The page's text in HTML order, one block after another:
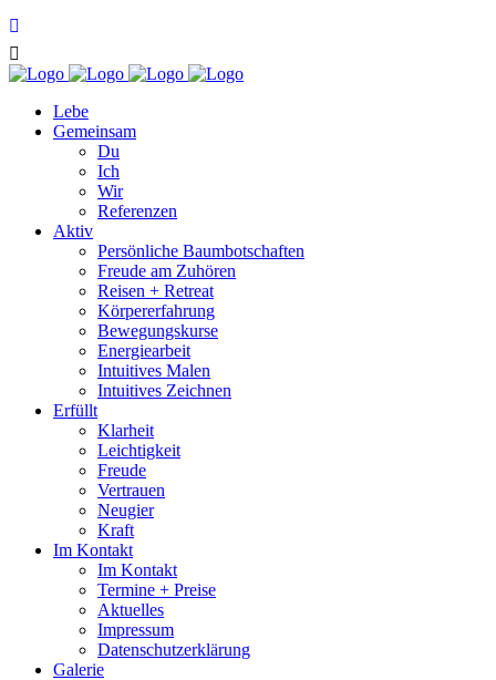
Lebe
Gemeinsam
Du
Ich
Wir
Referenzen
Aktiv
Persönliche Baumbotschaften
Freude am Zuhören
Reisen + Retreat
Körpererfahrung
Bewegungskurse
Energiearbeit
Intuitives Malen
Intuitives Zeichnen
Erfüllt
Klarheit
Leichtigkeit
Freude
Vertrauen
Neugier
Kraft
Im Kontakt
Im Kontakt
Termine + Preise
Aktuelles
Impressum
Datenschutzerklärung
Galerie